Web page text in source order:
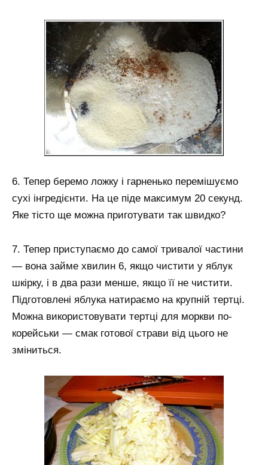
6. Тепер беремо ложку і гарненько перемішуємо
сухі інгредієнти. На це піде максимум 20 секунд.
Яке тісто ще можна приготувати так швидко?
7. Тепер приступаємо до самої тривалої частини
— вона займе хвилин 6, якщо чистити у яблук
шкірку, і в два рази менше, якщо її не чистити.
Підготовлені яблука натираємо на крупній тертці.
Можна використовувати тертці для моркви по-
корейськи — смак готової страви від цього не
зміниться.